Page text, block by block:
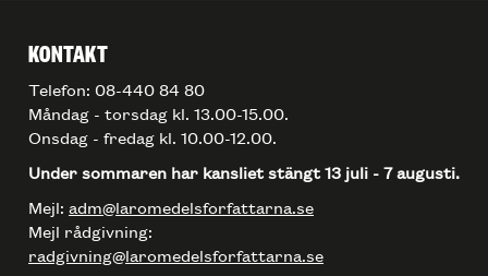
KONTAKT
Telefon: 08-440 84 80
Måndag - torsdag kl. 13.00-15.00.
Onsdag - fredag kl. 10.00-12.00.
Under sommaren har kansliet stängt 13 juli - 7 augusti.
Mejl: adm@laromedelsforfattarna.se
Mejl rådgivning:
radgivning@laromedelsforfattarna.se